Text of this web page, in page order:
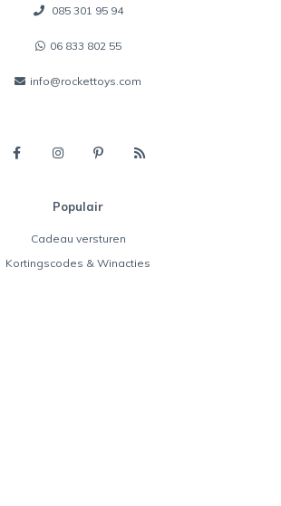
085 301 95 94
06 833 802 55
info@rockettoys.com
Populair
Cadeau versturen
Kortingscodes & Winacties